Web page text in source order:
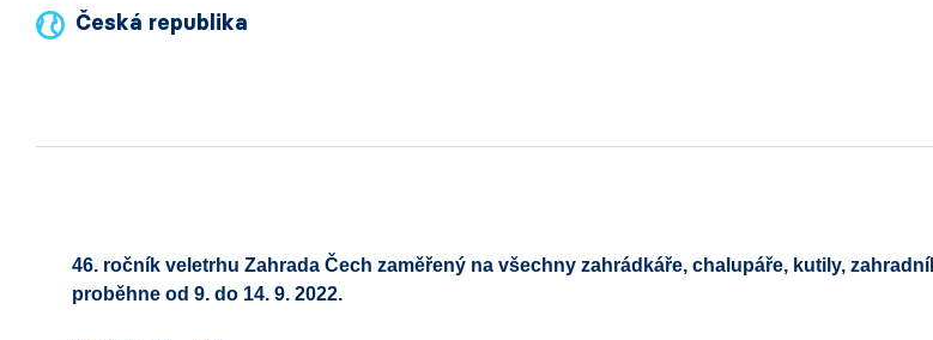
Česká republika
46. ročník veletrhu Zahrada Čech zaměřený na všechny zahrádkáře, chalupáře, kutily,
proběhne od 9. do 14. 9. 2022.